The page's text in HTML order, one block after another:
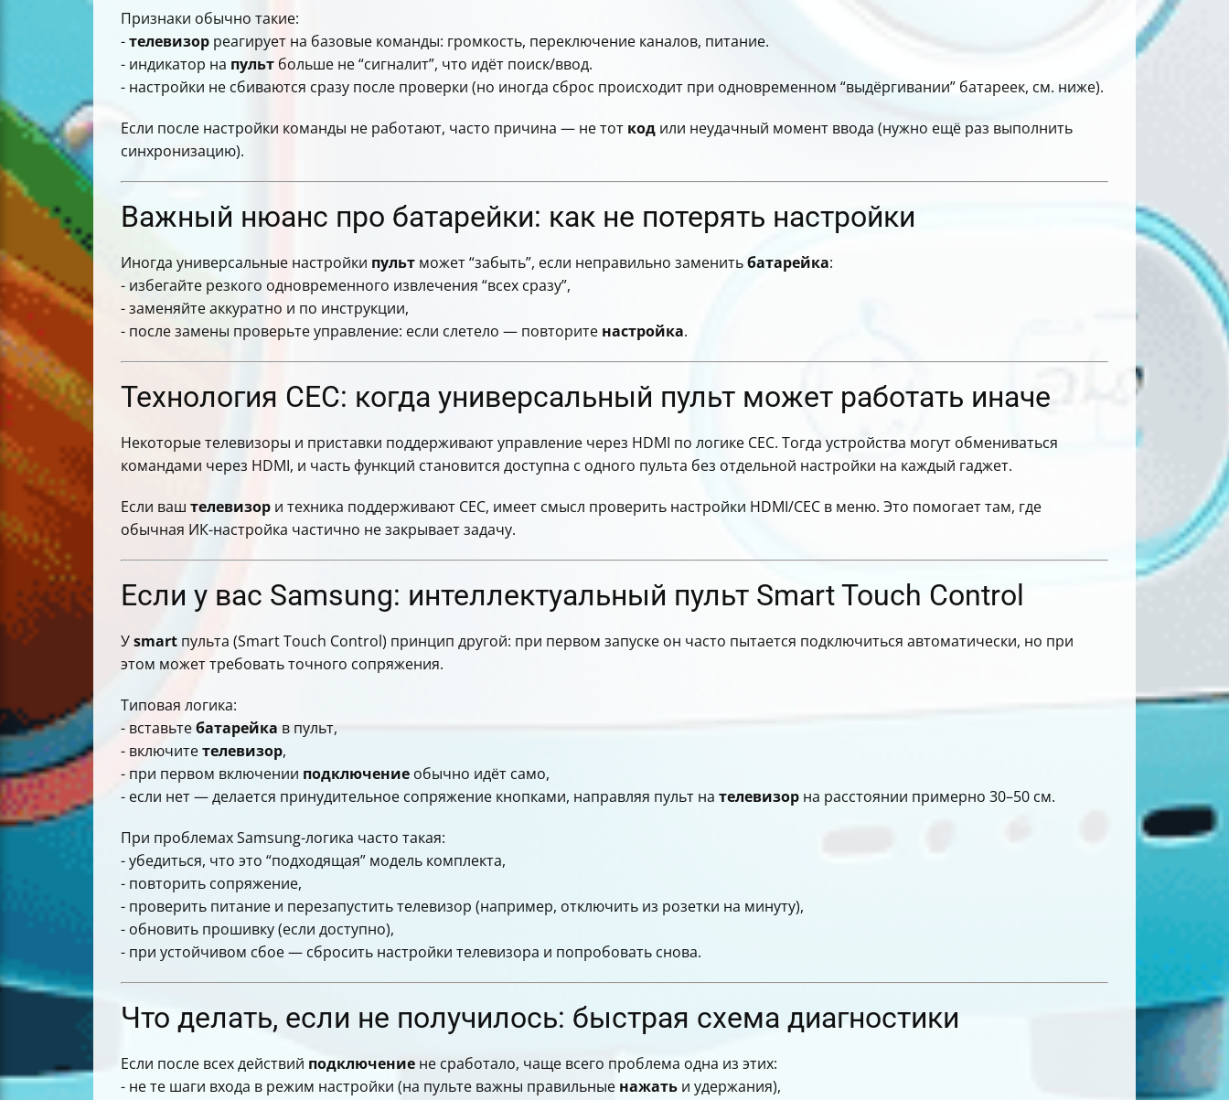
Признаки обычно такие:
-телевизор реагирует на базовые команды: громкость, переключение каналов, питание.
- индикатор на пульт больше не “сигналит”, что идёт поиск/ввод.
- настройки не сбиваются сразу после проверки (но иногда сброс происходит при одновременном “выдёргивании” батареек, см. ниже).
Если после настройки команды не работают, часто причина — не тот код или неудачный момент ввода (нужно ещё раз выполнить
синхронизацию).
Важный нюанс про батарейки: как не потерять настройки
Иногда универсальные настройки пульт может “забыть”, если неправильно заменитьбатарейка:
- избегайте резкого одновременного извлечения “всех сразу”,
- заменяйте аккуратно и по инструкции,
- после замены проверьте управление: если слетело — повторите настройка.
Технология CEC: когда универсальный пульт может работать иначе
Некоторые телевизоры и приставки поддерживают управление через HDMI по логике CEC. Тогда устройства могут обмениваться
командами через HDMI, и часть функций становится доступна с одного пульта без отдельной настройки на каждый гаджет.
Если ваш телевизор и техника поддерживают CEC, имеет смысл проверить настройки HDMI/CEC в меню. Это помогает там, где
обычная ИК-настройка частично не закрывает задачу.
Если у вас Samsung: интеллектуальный пульт Smart Touch Control
Уsmart пульта (Smart Touch Control) принцип другой: при первом запуске он часто пытается подключиться автоматически, но при
этом может требовать точного сопряжения.
Типовая логика:
- вставьтебатарейка в пульт,
- включитетелевизор,
- при первом включении подключение обычно идёт само,
- если нет — делается принудительное сопряжение кнопками, направляя пульт на телевизор на расстоянии примерно 30–50 см.
При проблемах Samsung-логика часто такая:
- убедиться, что это “подходящая” модель комплекта,
- повторить сопряжение,
- проверить питание и перезапустить телевизор (например, отключить из розетки на минуту),
- обновить прошивку (если доступно),
- при устойчивом сбое — сбросить настройки телевизора и попробовать снова.
Что делать, если не получилось: быстрая схема диагностики
Если после всех действий подключение не сработало, чаще всего проблема одна из этих:
- не те шаги входа в режим настройки (на пульте важны правильные нажать и удержания),